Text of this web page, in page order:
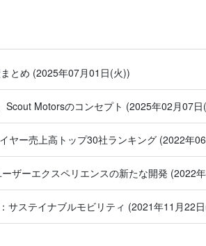
とめ (2025年07月01日(火))
Scout Motorsのコンセプト (2025年02月07日
ヤー売上高トップ30社ランキング (2022年
ザーエクスペリエンスの新たな開発 (2022
サステイナブルモビリティ (2021年11月22